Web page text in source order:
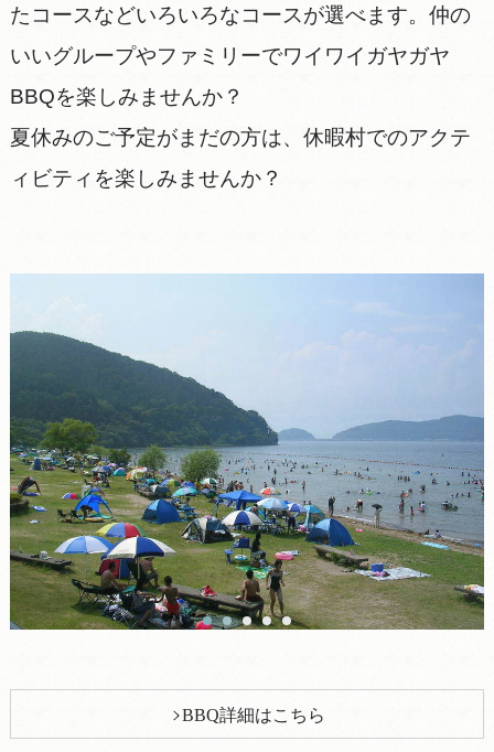
たコースなどいろいろなコースが選べます。仲の
いいグループやファミリーでワイワイガヤガヤ
BBQを楽しみませんか？
夏休みのご予定がまだの方は、休暇村でのアクテ
ィビティを楽しみませんか？
BBQ詳細はこちら